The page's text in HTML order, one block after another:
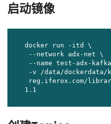
启动镜像
docker run -itd \
1.1